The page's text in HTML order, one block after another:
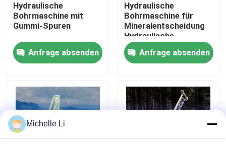
Kontakt
Referenzen
Geophysikalisches Widerstandskraft-Meter
Geophysikalische wohle Protokollierung
Hydraulische
Bohrmaschine mit
Gummi-Spuren
Anfrage absenden
Hydraulische
Bohrmaschine für
Mineralentscheidung
Hydraulische
Bohrmaschine für
geotechnische
Vermessung
Anfrage absenden
Michelle Li